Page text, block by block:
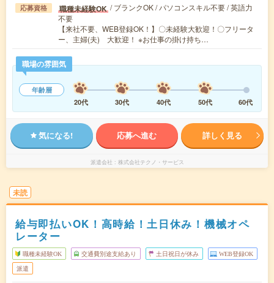
応募資格 職種未経験OK / ブランクOK / パソコンスキル不要 / 英語力
不要
【来社不要、WEB登録OK！】〇未経験大歓迎！〇フリータ
ー、主婦(夫) 大歓迎！ ※お仕事の掛け持ち…
職場の雰囲気
年齢層
20代
30代 40代 50代 60代
気になる! 応募へ進む 詳しく見る
派遣会社 株式会社テクノ・サービス
未読
給与即払いOK！高時給！土日休み！機械オペ
レーター
職種未経験OK 交通費別途支給あり 土日祝日が休み WEB登録OK
派遣